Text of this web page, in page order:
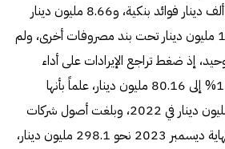
إدارية ومصرفية، و945.4 ألف دينار فوائد بنكية، و8.66 مليون دينار
مخصصات، إلى جانب 1.17 مليون دينار تحت بند مصروفات أخرى، ولم
إذ ضغط تراجع الإيرادات على أداء
شركات الصرافة بنحو 13.68% إلى 80.16 مليون دينار، علماً بأنها
سجلت إيرادات بـ92.87 مليون دينار في 2022، وبلغت أصول شركات
الصرافة العاملة بالكويت بنهاية ديسمبر 2023 نحو 298.1 مليون دينار،